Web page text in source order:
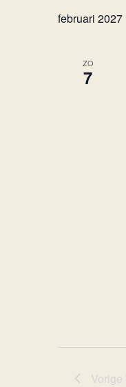
februari 2027
ZO
7
Vorige